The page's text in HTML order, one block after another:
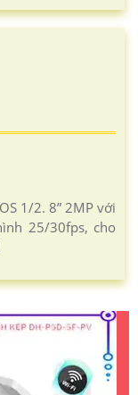
1/2. 8” 2MP với
25/30fps, cho